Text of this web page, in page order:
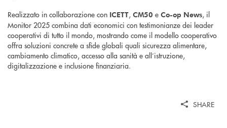
Realizzato in collaborazione con ICETT, CM50 e Co-op News, il
Monitor 2025 combina dati economici con testimonianze dei leader
cooperativi di tutto il mondo, mostrando come il modello cooperativo
offra soluzioni concrete a sfide globali quali sicurezza alimentare,
cambiamento climatico, accesso alla sanità e all’istruzione,
digitalizzazione e inclusione finanziaria.
SHARE